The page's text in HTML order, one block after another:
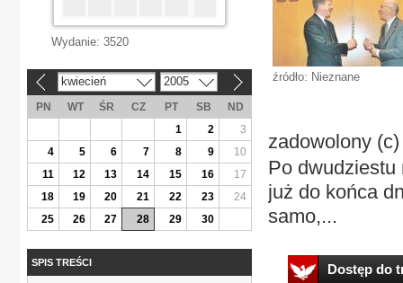
źródło: Nieznane
zadowolony
Po dwudziestu
już do końca
samo,...
Dostęp do
Wydanie: 3520
kwiecień 2005
PN WT ŚR CZ PT SB
ND
1
2
3
4
5 6 7 8 9
10
11
12 13 14 15 16
17
18
19 20 21 22 23
24
25
26 27 28 29 30
SPIS TREŚCI